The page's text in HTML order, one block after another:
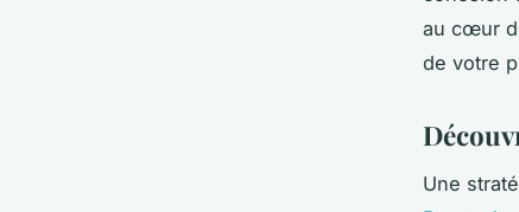
au cœur
de votre
Une